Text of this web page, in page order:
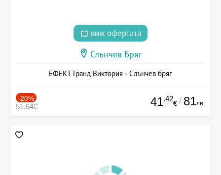
виж офертата
Слънчев Бряг
ЕФЕКТ Гранд Виктория - Слънчев бряг
-20%
51.64€ 41.42
€ / 81лв.